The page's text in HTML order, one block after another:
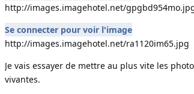
http://images.imagehotel.net/
Se connecter pour voir l'image
http://images.imagehotel.net/ra1120im65.jpg
Je vais essayer de mettre au plus vite les
vivantes.